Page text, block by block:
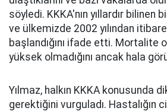
söyledi. KKKA'nın yıllardır bilinen
ve ülkemizde 2002 yılından
başlandığını ifade etti. Mortalite
yüksek olmadığını ancak hala
Yılmaz, halkın KKKA konusunda
gerektiğini vurguladı. Hastalığın